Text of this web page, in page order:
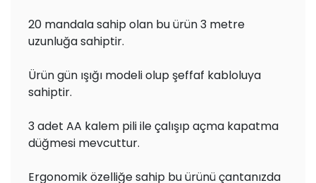
20 mandala sahip olan bu ürün 3 metre
uzunluğa sahiptir.
Ürün gün ışığı modeli olup şeffaf kabloluya
sahiptir.
3 adet AA kalem pili ile çalışıp açma kapatma
düğmesi mevcuttur.
Ergonomik özelliğe sahip bu ürünü çantanızda